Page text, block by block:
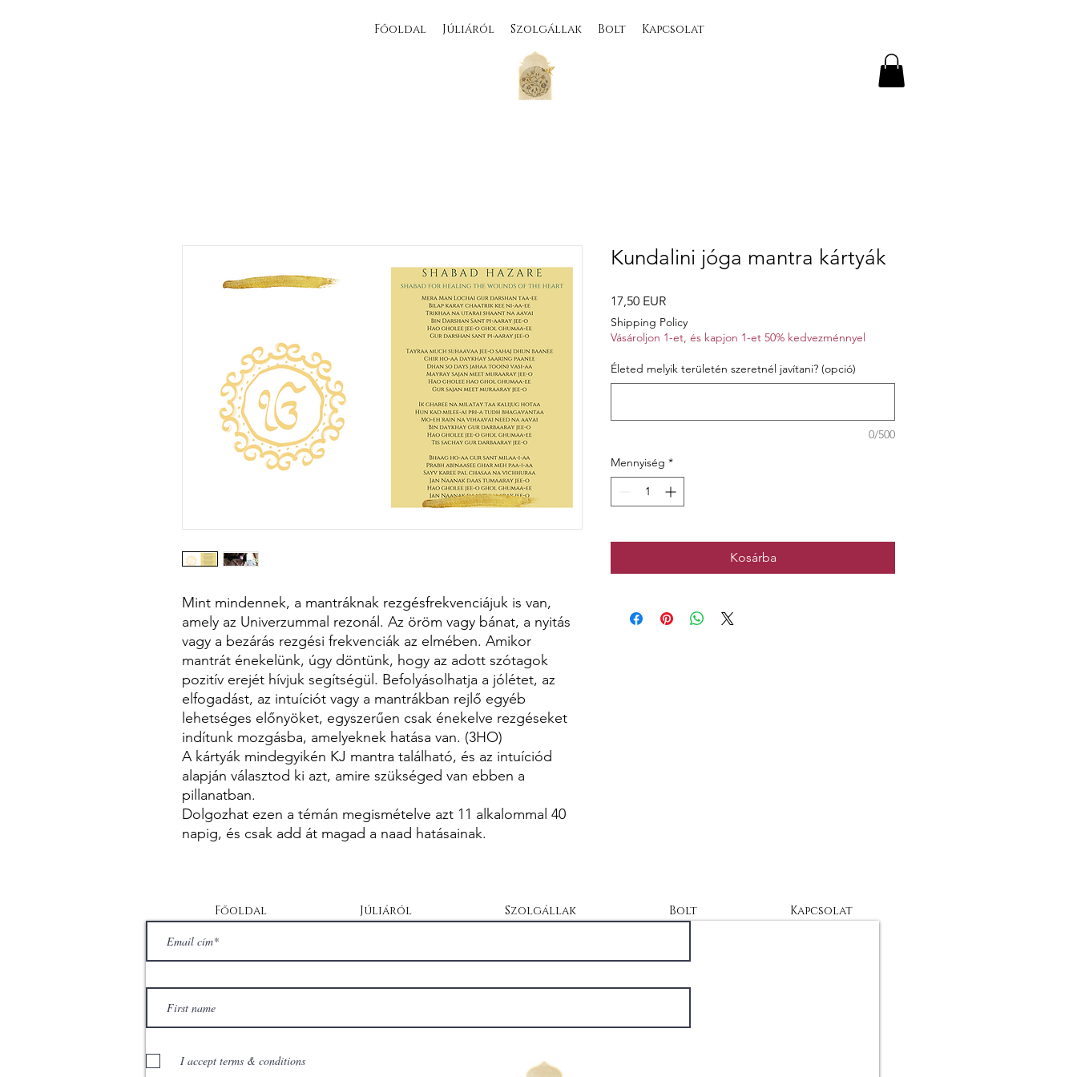
Főoldal Júliáról Szolgállak Bolt Kapcsolat
Mint mindennek, a mantráknak rezgésfrekvenciájuk is van,
amely az Univerzummal rezonál. Az öröm vagy bánat, a nyitás
vagy a bezárás rezgési frekvenciák az elmében. Amikor
mantrát énekelünk, úgy döntünk, hogy az adott szótagok
pozitív erejét hívjuk segítségül. Befolyásolhatja a jólétet, az
elfogadást, az intuíciót vagy a mantrákban rejlő egyéb
lehetséges előnyöket, egyszerűen csak énekelve rezgéseket
indítunk mozgásba, amelyeknek hatása van. (3HO)
A kártyák mindegyikén KJ mantra található, és az intuíciód
alapján választod ki azt, amire szükséged van ebben a
pillanatban.
Dolgozhat ezen a témán megismételve azt 11 alkalommal 40
napig, és csak add át magad a naad hatásainak.
Kundalini jóga mantra kártyák
17,50 EURÁr
Shipping Policy
Vásároljon 1-et, és kapjon 1-et 50% kedvezménnyel
Életed melyik területén szeretnél javítani? (opció)
0/500
Mennyiség *
Kosárba
Főoldal Júliáról Szolgállak Bolt Kapcsolat
I accept terms & conditions